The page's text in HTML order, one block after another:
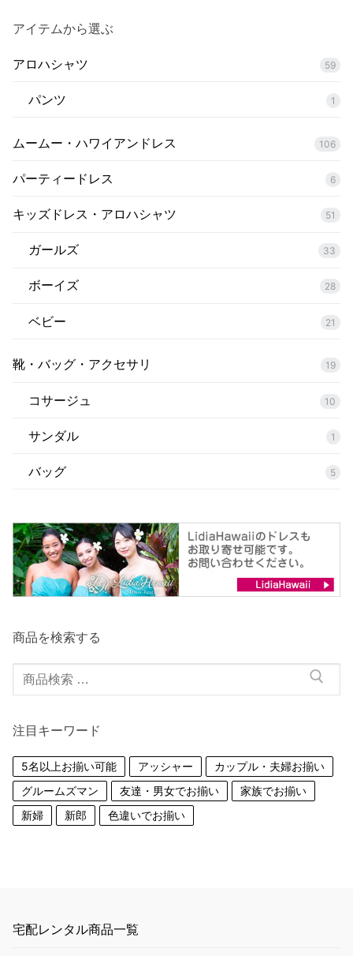
アイテムから選ぶ
アロハシャツ 59
パンツ 1
ムームー・ハワイアンドレス 106
パーティードレス 6
キッズドレス・アロハシャツ 51
ガールズ 33
ボーイズ 28
ベビー 21
靴・バッグ・アクセサリ 19
コサージュ 10
サンダル 1
バッグ 5
商品を検索する
検
索
象:
注目キーワード
5名以上お揃い可能 アッシャー
カップル・夫婦お揃い
グルームズマン
友達・男女でお揃い
家族でお揃い
新婦
新郎 色違いでお揃い
宅配レンタル商品一覧